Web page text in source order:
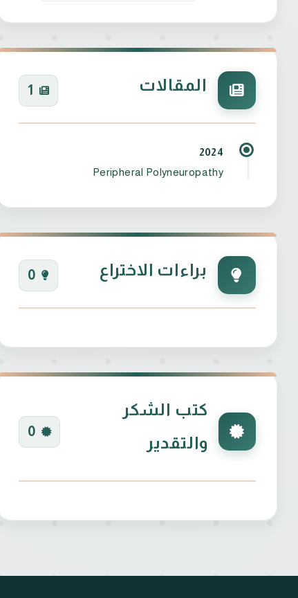
•العمل في المستشفيات التعليمية في
وهشاشة العظام للفترة 2013-2017
المقالات 1
2024
Peripheral Polyneuropathy
براءات الاختراع 0
كتب الشكر
والتقدير
0